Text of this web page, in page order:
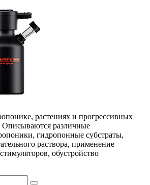
растениях и прогрессивных
Описываются различные
гидропонные субстраты,
раствора, применение
обустройство